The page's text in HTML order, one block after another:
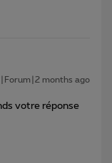
months ago
votre réponse